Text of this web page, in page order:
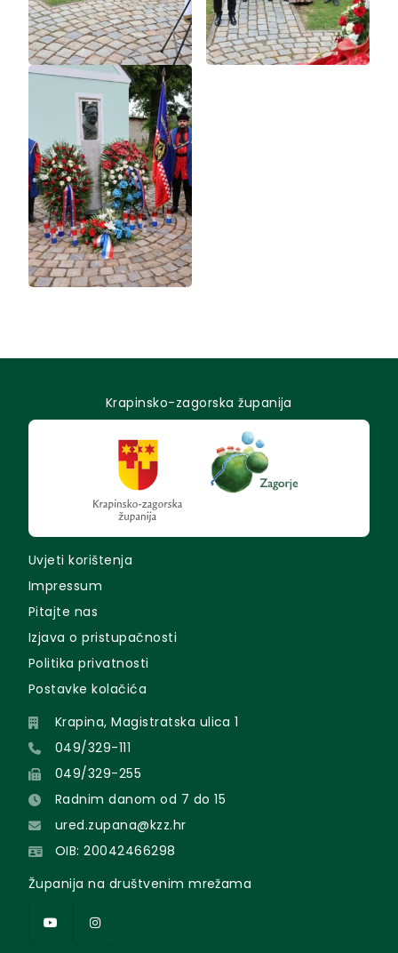
Krapinsko-zagorska županija
Uvjeti korištenja
Impressum
Pitajte nas
Izjava o pristupačnosti
Politika privatnosti
Postavke kolačića
Krapina, Magistratska ulica 1
049/329-111
049/329-255
Radnim danom od 7 do 15
ured.zupana@kzz.hr
OIB: 20042466298
Županija na društvenim mrežama